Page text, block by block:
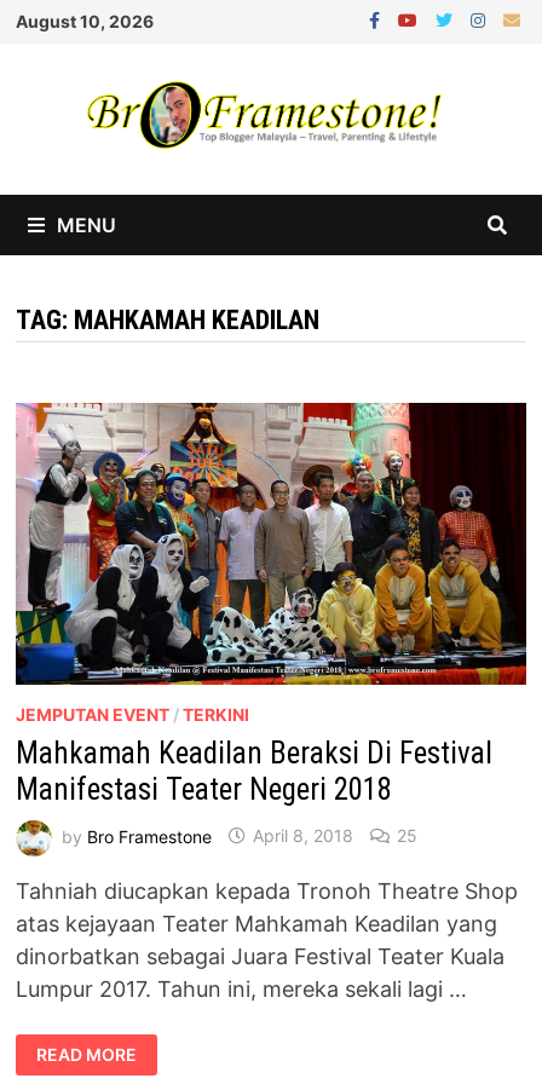
Skip
August 10, 2026
MENU
TAG: MAHKAMAH KEADILAN
JEMPUTAN EVENT /TERKINI
Mahkamah Keadilan Beraksi Di Festival
Manifestasi Teater Negeri 2018
by Bro Framestone April 8, 2018 25
Tahniah diucapkan kepada Tronoh Theatre Shop
atas kejayaan Teater Mahkamah Keadilan yang
dinorbatkan sebagai Juara Festival Teater Kuala
Lumpur 2017. Tahun ini, mereka sekali lagi …
MAHKAMAH
KEADILAN
BERAKSI
READ MORE